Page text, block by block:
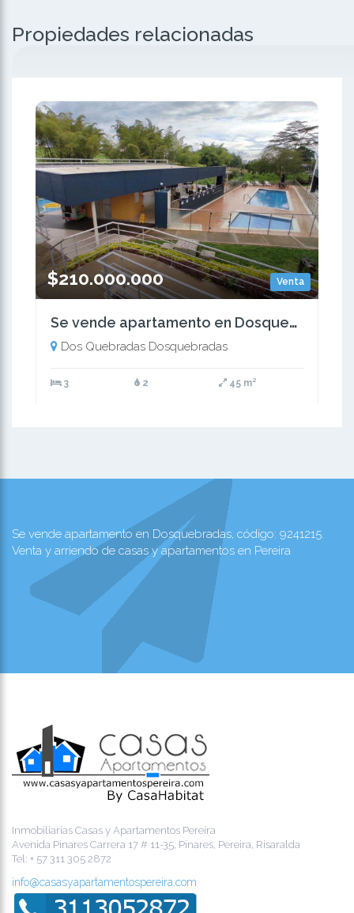
Propiedades relacionadas
Venta
$210.000.000
Se vende apartamento en Dosquebradas
Dos Quebradas Dosquebradas
3 2 45 m²
Se vende apartamento en Dosquebradas, código: 9241215.
Venta y arriendo de casas y apartamentos en Pereira
Inmobiliarias Casas y Apartamentos Pereira
Avenida Pinares Carrera 17 # 11-35, Pinares, Pereira, Risaralda
Tel: + 57 311 305 2872
info@casasyapartamentospereira.com